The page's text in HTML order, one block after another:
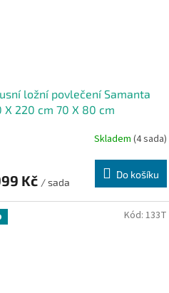
ložní povlečení Samanta
X 220 cm 70 X 80 cm
Skladem (4 sada)
Kč / sada
Do košíku
Kód: 133T